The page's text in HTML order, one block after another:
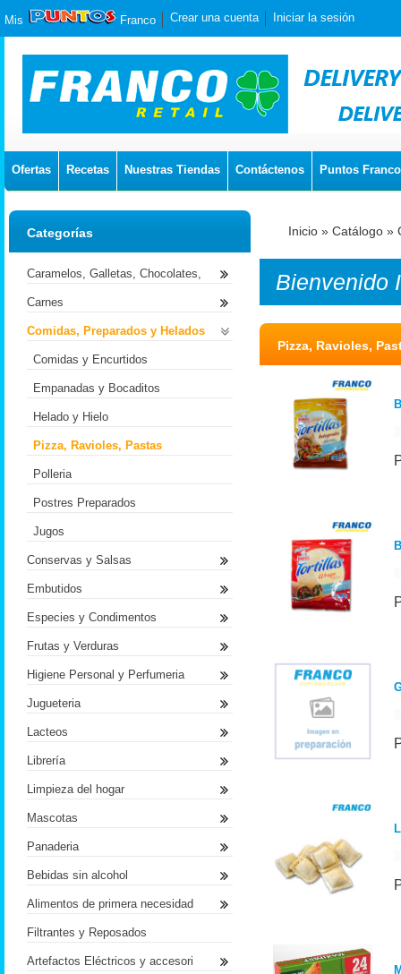
Mis Franco Crear una cuenta Iniciar la sesión
Ofertas Recetas Nuestras Tiendas Contáctenos Puntos Franco
Inicio » Catálogo »
Bienvenido
Pizza, Ravioles,
Categorías
Caramelos, Galletas, Chocolates,
Carnes
Comidas, Preparados y Helados
Comidas y Encurtidos
Empanadas y Bocaditos
Helado y Hielo
Pizza, Ravioles, Pastas
Polleria
Postres Preparados
Jugos
Conservas y Salsas
Embutidos
Especies y Condimentos
Frutas y Verduras
Higiene Personal y Perfumeria
Jugueteria
Lacteos
Librería
Limpieza del hogar
Mascotas
Panaderia
Bebidas sin alcohol
Alimentos de primera necesidad
Filtrantes y Reposados
Artefactos Eléctricos y accesori